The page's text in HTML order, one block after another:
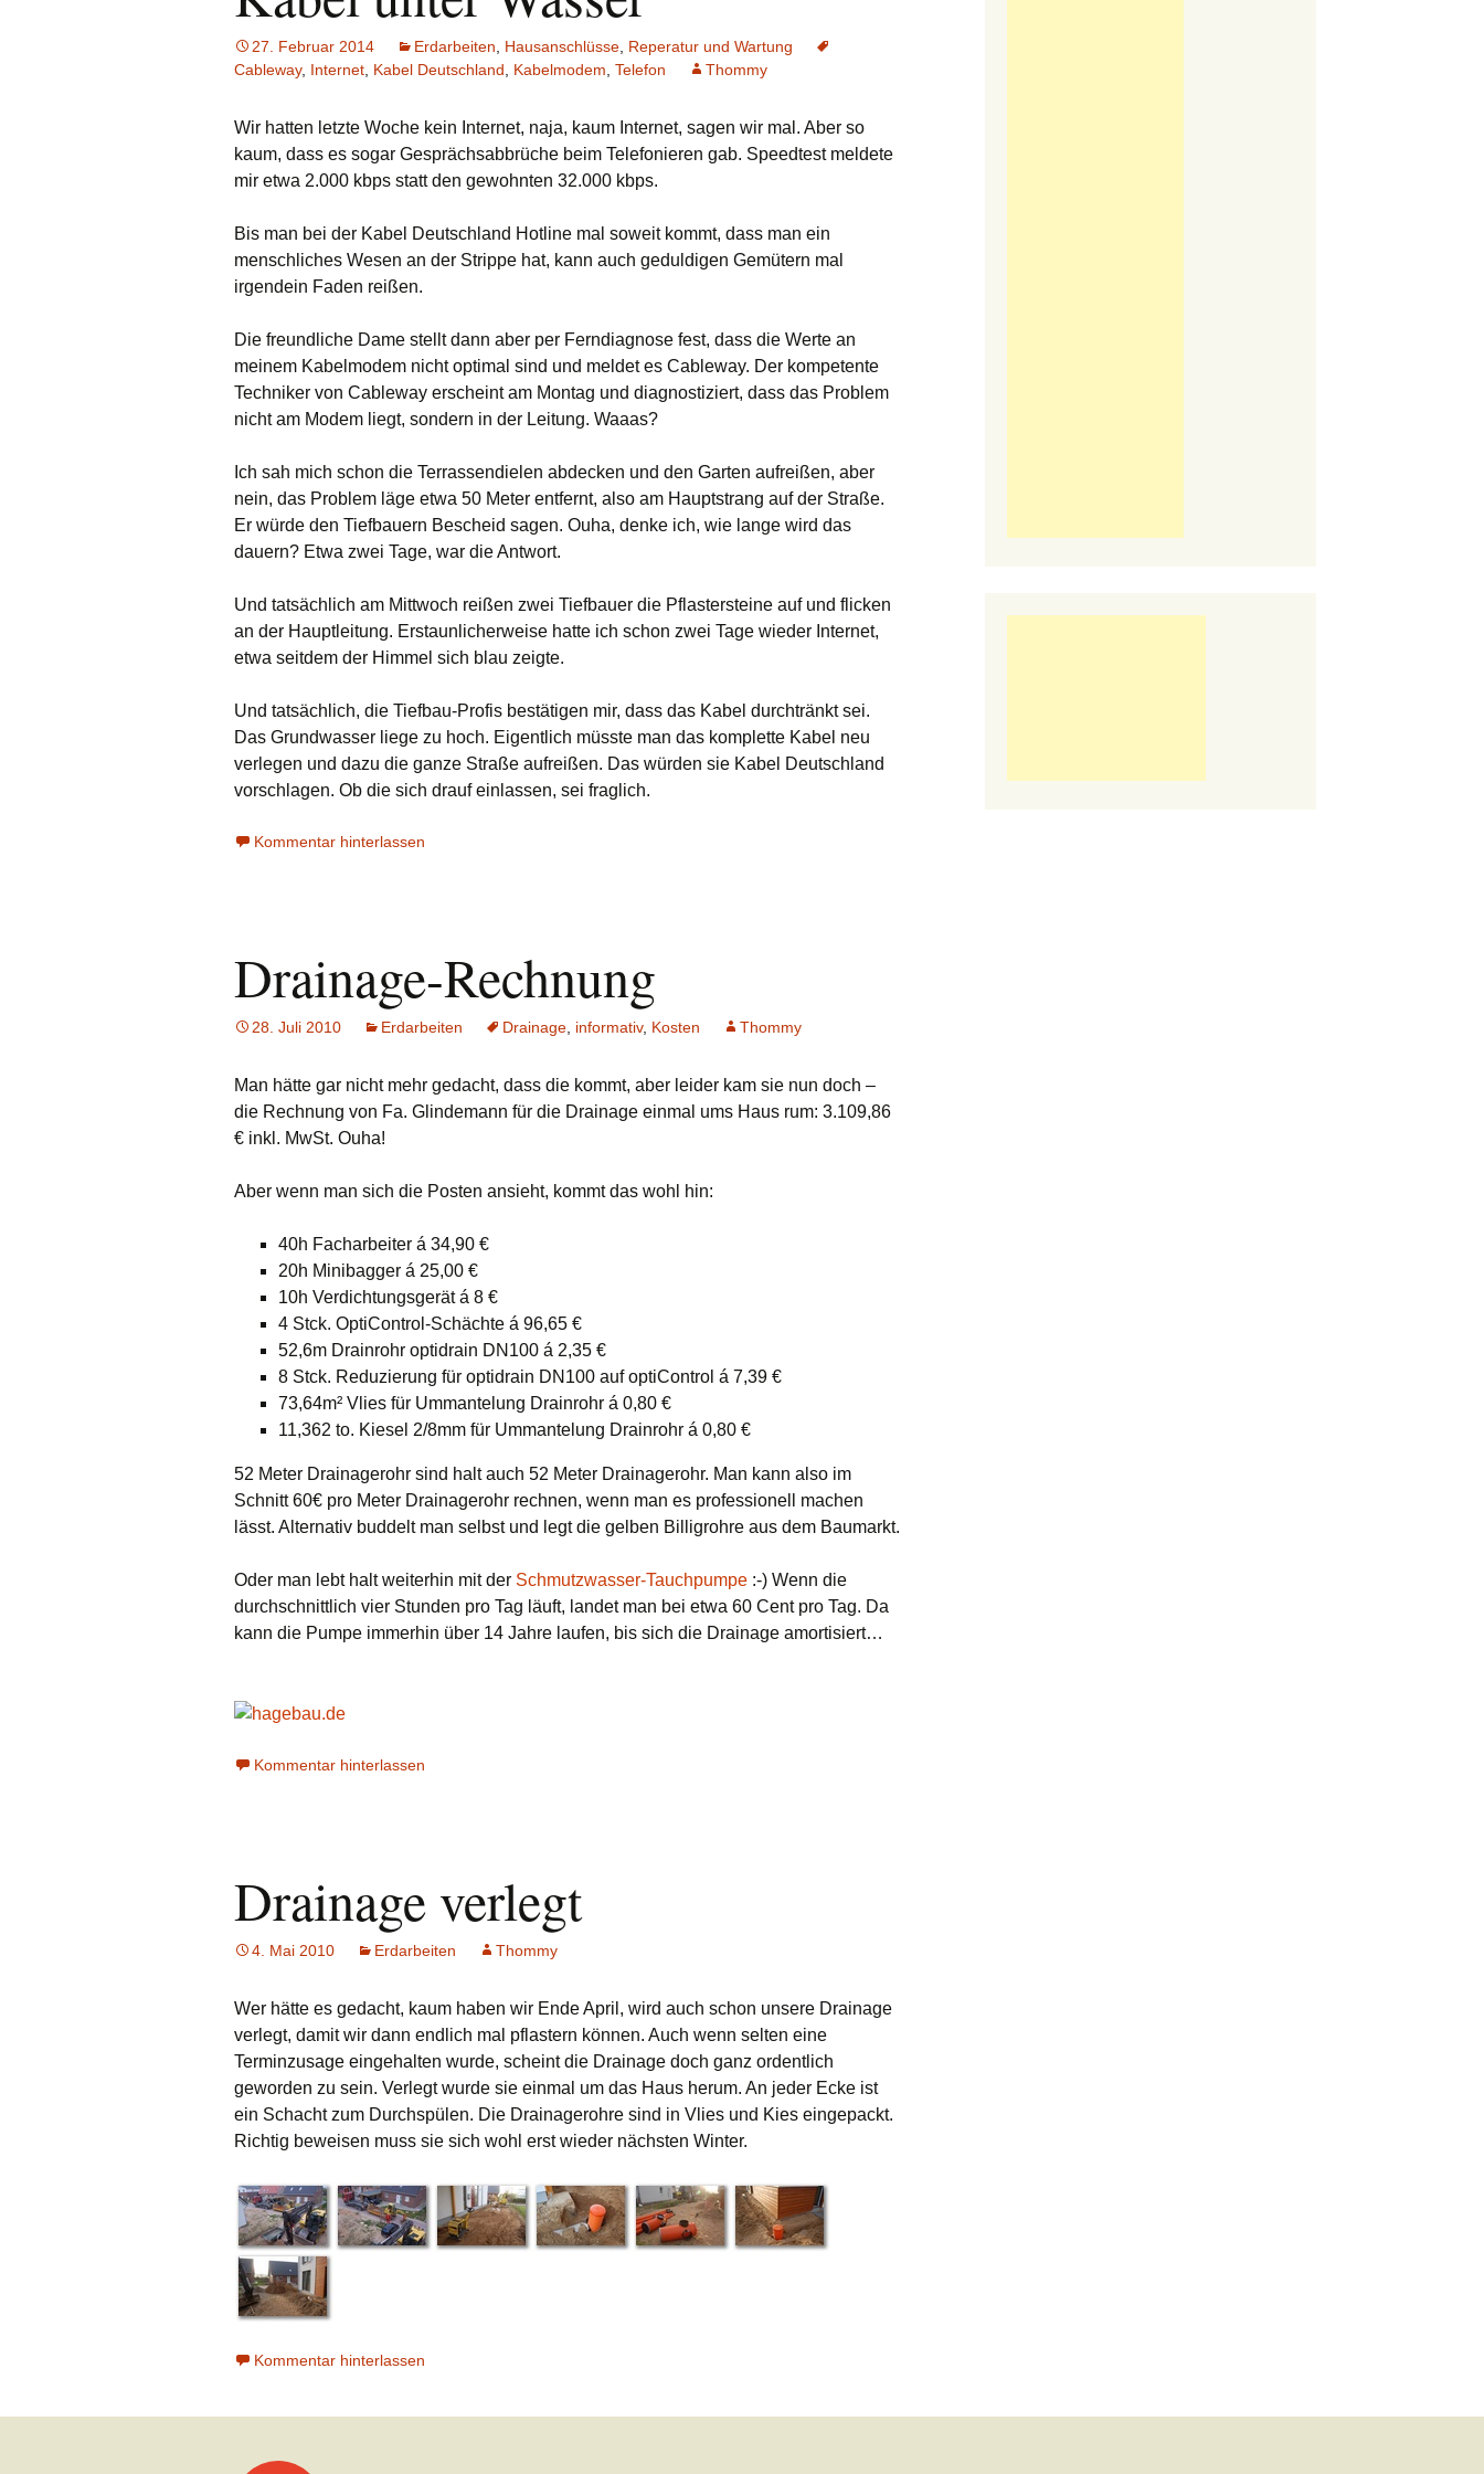
Finanzierung
Fundamentarbeiten
Grundstück
Hausanschlüsse
Infrastruktur
Innenausbau
Papierkram
Sicherheit
Trockenbau
27. Februar 2014 Erdarbeiten Hausanschlüsse Reperatur und Wartung
Cableway, Internet Kabel Deutschland Kabelmodem Telefon Thommy
Wir hatten letzte Woche kein Internet, naja, kaum Internet, sagen wir mal. Aber so
kaum, dass es sogar Gesprächsabbrüche beim Telefonieren gab. Speedtest meldete
mir etwa 2.000 kbps statt den gewohnten 32.000 kbps.
Bis man bei der Kabel Deutschland Hotline mal soweit kommt, dass man ein
menschliches Wesen an der Strippe hat, kann auch geduldigen Gemütern mal
irgendein Faden reißen.
Die freundliche Dame stellt dann aber per Ferndiagnose fest, dass die Werte an
meinem Kabelmodem nicht optimal sind und meldet es Cableway. Der kompetente
Techniker von Cableway erscheint am Montag und diagnostiziert, dass das Problem
nicht am Modem liegt, sondern in der Leitung. Waaas?
Ich sah mich schon die Terrassendielen abdecken und den Garten aufreißen, aber
nein, das Problem läge etwa 50 Meter entfernt, also am Hauptstrang auf der Straße.
Er würde den Tiefbauern Bescheid sagen. Ouha, denke ich, wie lange wird das
dauern? Etwa zwei Tage, war die Antwort.
Und tatsächlich am Mittwoch reißen zwei Tiefbauer die Pflastersteine auf und flicken
an der Hauptleitung. Erstaunlicherweise hatte ich schon zwei Tage wieder Internet,
etwa seitdem der Himmel sich blau zeigte.
Und tatsächlich, die Tiefbau-Profis bestätigen mir, dass das Kabel durchtränkt sei.
Das Grundwasser liege zu hoch. Eigentlich müsste man das komplette Kabel neu
verlegen und dazu die ganze Straße aufreißen. Das würden sie Kabel Deutschland
vorschlagen. Ob die sich drauf einlassen, sei fraglich.
Kommentar hinterlassen
Drainage-Rechnung
28. Juli 2010 Erdarbeiten Drainage informativ, Kosten Thommy
Man hätte gar nicht mehr gedacht, dass die kommt, aber leider kam sie nun doch –
die Rechnung von Fa. Glindemann für die Drainage einmal ums Haus rum: 3.109,86
€ inkl. MwSt. Ouha!
Aber wenn man sich die Posten ansieht, kommt das wohl hin:
40h Facharbeiter á 34,90 €
20h Minibagger á 25,00 €
10h Verdichtungsgerät á 8 €
4 Stck. OptiControl-Schächte á 96,65 €
52,6m Drainrohr optidrain DN100 á 2,35 €
8 Stck. Reduzierung für optidrain DN100 auf optiControl á 7,39 €
73,64m² Vlies für Ummantelung Drainrohr á 0,80 €
11,362 to. Kiesel 2/8mm für Ummantelung Drainrohr á 0,80 €
52 Meter Drainagerohr sind halt auch 52 Meter Drainagerohr. Man kann also im
Schnitt 60€ pro Meter Drainagerohr rechnen, wenn man es professionell machen
lässt. Alternativ buddelt man selbst und legt die gelben Billigrohre aus dem Baumarkt.
Oder man lebt halt weiterhin mit der Schmutzwasser-Tauchpumpe :-) Wenn die
durchschnittlich vier Stunden pro Tag läuft, landet man bei etwa 60 Cent pro Tag. Da
kann die Pumpe immerhin über 14 Jahre laufen, bis sich die Drainage amortisiert…
Kommentar hinterlassen
Drainage verlegt
4. Mai 2010 Erdarbeiten Thommy
Wer hätte es gedacht, kaum haben wir Ende April, wird auch schon unsere Drainage
verlegt, damit wir dann endlich mal pflastern können. Auch wenn selten eine
Terminzusage eingehalten wurde, scheint die Drainage doch ganz ordentlich
geworden zu sein. Verlegt wurde sie einmal um das Haus herum. An jeder Ecke ist
ein Schacht zum Durchspülen. Die Drainagerohre sind in Vlies und Kies eingepackt.
Richtig beweisen muss sie sich wohl erst wieder nächsten Winter.
Kommentar hinterlassen